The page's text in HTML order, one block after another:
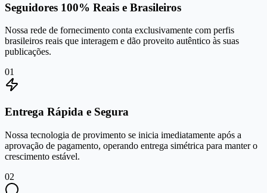
Seguidores 100% Reais e Brasileiros
Nossa rede de fornecimento conta exclusivamente com perfis
brasileiros reais que interagem e dão proveito autêntico às suas
publicações.
01
Entrega Rápida e Segura
Nossa tecnologia de provimento se inicia imediatamente após a
aprovação de pagamento, operando entrega simétrica para manter o
crescimento estável.
02